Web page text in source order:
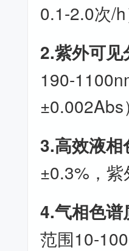
0.1-2.0次/h
2.紫外可见
190-
±0.002Abs）
3.高效液相
±0.3%，
4.气相色谱
范围10-